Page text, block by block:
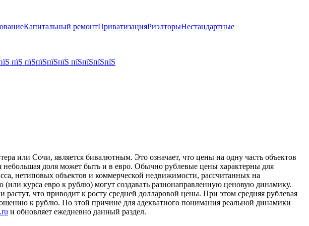
Капитальный ремонтПриватизацияРиэлторыНестандартные
пїЅ пїЅпїЅпїЅпїЅ пїЅпїЅпїЅпїЅ
или Сочи, является бивалютным. Это означает, что цены на одну часть объектов
небольшая доля может быть и в евро. Обычно рублевые цены характерны для
нетиповых объектов и коммерческой недвижимости, рассчитанных на
курса евро к рублю) могут создавать разнонаправленную ценовую динамику.
что приводит к росту средней долларовой цены. При этом средняя рублевая
к рублю. По этой причине для адекватного понимания реальной динамики
и обновляет ежедневно данный раздел.